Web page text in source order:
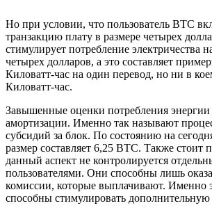
Но при условии, что пользователь ВТС
транзакцию плату в размере четырех
стимулирует потребление электричества
четырех долларов, а это составляет
Киловатт-час на один перевод, но ни в
Киловатт-час.
Завышенные оценки потребления энергии
амортизации. Именно так называют
субсидий за блок. По состоянию на
размер составляет 6,25 ВТС. Также стоит
данный аспект не контролируется
пользователями. Они способны лишь
комиссии, которые выплачивают. Именно
способны стимулировать дополнительную